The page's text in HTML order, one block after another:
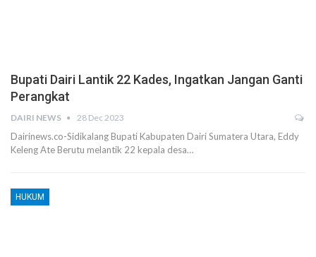
Bupati Dairi Lantik 22 Kades, Ingatkan Jangan Ganti
Perangkat
DAIRI NEWS 28 Dec 2023
Dairinews.co-Sidikalang Bupati Kabupaten Dairi Sumatera Utara, Eddy
Keleng Ate Berutu melantik 22 kepala desa…
HUKUM